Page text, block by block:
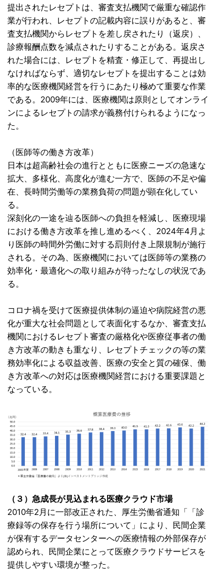
提出されたレセプトは、審査支払機関で厳重な確認作
業が行われ、レセプトの記載内容に誤りがあると、審
査支払機関からレセプトを差し戻されたり（返戻）、
診療報酬点数を減点されたりすることがある。返戻さ
れた場合には、レセプトを精査・修正して、再提出し
なければならず、適切なレセプトを提出することは効
率的な医療機関経営を行うにあたり極めて重要な作業
である。2009年には、医療機関は原則としてオンライ
ンによるレセプトの請求が義務付けられるようになっ
た。
（医師等の働き方改革）
日本は超高齢社会の進行とともに医療ニーズの急速な
拡大、多様化、高度化が進む一方で、医師の不足や偏
在、長時間労働等の業務負荷の問題が顕在化してい
る。
深刻化の一途を辿る医師への負担を軽減し、医療現場
における働き方改革を推し進めるべく、2024年4月よ
り医師の時間外労働に対する罰則付き上限規制が施行
される。その為、医療機関においては医師等の業務の
効率化・最適化への取り組みが待ったなしの状況であ
る。
コロナ禍を受けて医療提供体制の逼迫や病院経営の悪
化が重大な社会問題として表面化するなか、審査支払
機関におけるレセプト審査の厳格化や医療従事者の働
き方改革の動きも重なり、レセプトチェックの等の業
務効率化による収益改善、医療の安全と質の確保、働
き方改革への対応は医療機関経営における重要課題と
なっている。
（３）急成長が見込まれる医療クラウド市場
2010年2月に一部改正された、厚生労働省通知「「診
療録等の保存を行う場所について」により、民間企業
が保有するデータセンターへの医療情報の外部保存が
認められ、民間企業にとって医療クラウドサービスを
提供しやすい環境が整った。